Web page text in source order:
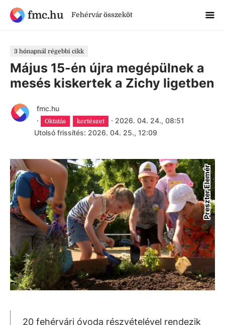
fmc.hu Fehérvár összeköt
3 hónapnál régebbi cikk
Május 15-én újra megépülnek a
mesés kiskertek a Zichy ligetben
fmc.hu
·
Oktatás kertészet · 2026. 04. 24., 08:51
Utolsó frissítés: 2026. 04. 25., 12:09
Preszter Elemér
20 fehérvári óvoda részvételével rendezik